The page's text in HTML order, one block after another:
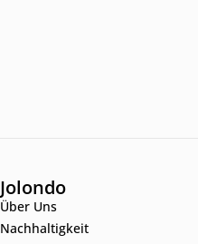
Jolondo
Über Uns
Nachhaltigkeit